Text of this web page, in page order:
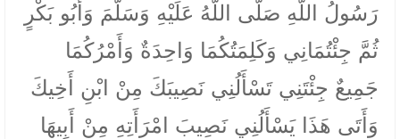
رَسُولُ اللَّهِ صَلَّى اللَّهُ عَلَيْهِ وَسَلَّمَ وَأَبُو بَكْرٍ
ثُمَّ جِئْتُمَانِي وَكَلِمَتُكُمَا وَاحِدَةٌ وَأَمْرُكُمَا
جَمِيعٌ جِئْتَنِي تَسْأَلُنِي نَصِيبَكَ مِنْ ابْنِ أَخِيكَ
وَأَتَى هَذَا يَسْأَلُنِي نَصِيبَ امْرَأَتِهِ مِنْ أَبِيهَا